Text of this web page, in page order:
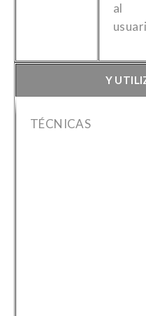
al
Y
TÉCNICAS